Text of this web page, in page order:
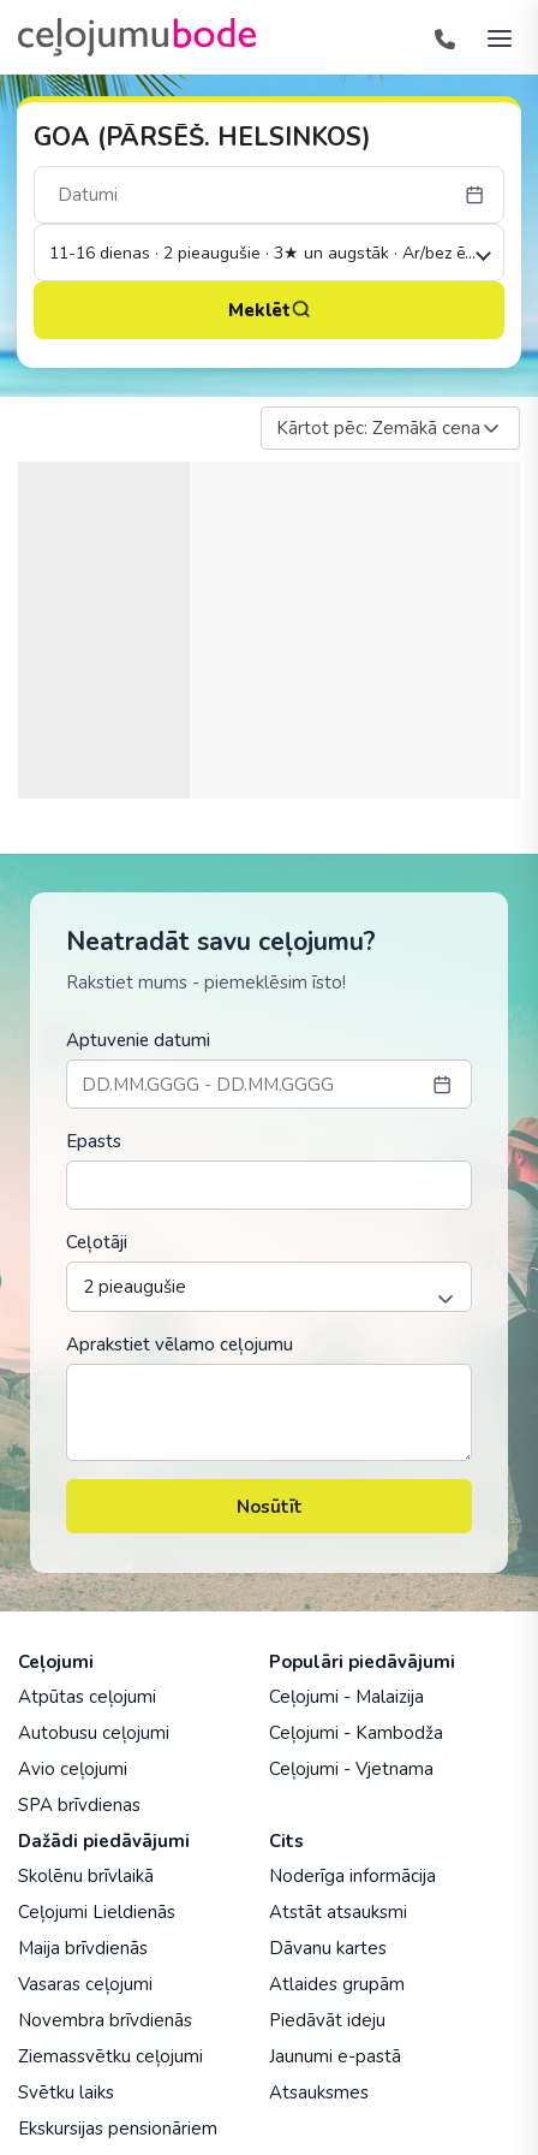
GOA (PĀRSĒŠ. HELSINKOS)
11-16 dienas · 2 pieaugušie · 3★ un augstāk · Ar/bez
Meklēt
Kārtot pēc: Zemākā cena
Neatradāt savu ceļojumu?
Rakstiet mums - piemeklēsim īsto!
Aptuvenie datumi
Epasts
Ceļotāji
Aprakstiet vēlamo ceļojumu
Nosūtīt
Ceļojumi
Atpūtas ceļojumi
Autobusu ceļojumi
Avio ceļojumi
SPA brīvdienas
Populāri piedāvājumi
Ceļojumi - Malaizija
Ceļojumi - Kambodža
Ceļojumi - Vjetnama
Dažādi piedāvājumi
Skolēnu brīvlaikā
Ceļojumi Lieldienās
Maija brīvdienās
Vasaras ceļojumi
Novembra brīvdienās
Ziemassvētku ceļojumi
Svētku laiks
Ekskursijas pensionāriem
Cits
Noderīga informācija
Atstāt atsauksmi
Dāvanu kartes
Atlaides grupām
Piedāvāt ideju
Jaunumi e-pastā
Atsauksmes